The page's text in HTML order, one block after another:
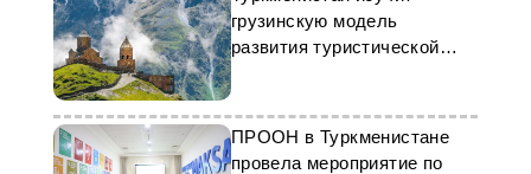
грузинскую модель
развития туристической
отрасли
ПРООН в Туркменистане
провела мероприятие по